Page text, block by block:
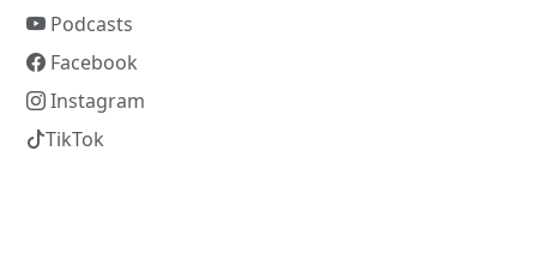
Podcasts
Facebook
Instagram
TikTok